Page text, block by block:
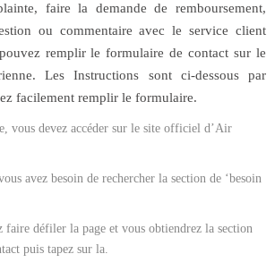
faire la demande de remboursement,
ou commentaire avec le service client
remplir le formulaire de contact sur le
Les Instructions sont ci-dessous par
facilement remplir le formulaire.
vous devez accéder sur le site officiel d’Air
avez besoin de rechercher la section de ‘besoin
faire défiler la page et vous obtiendrez la section
puis tapez sur la.